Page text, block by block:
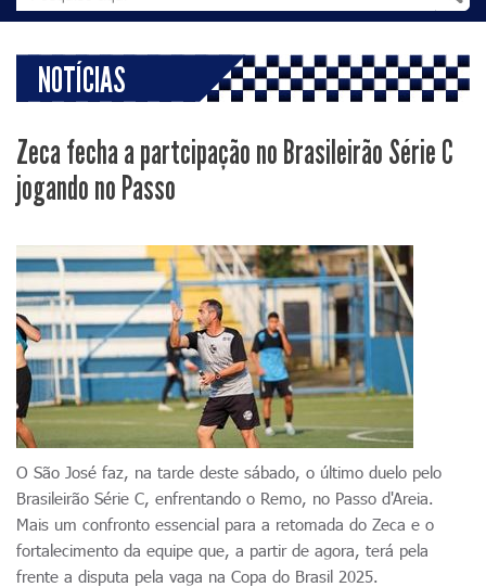
NOTÍCIAS
Zeca fecha a partcipação no Brasileirão Série C
jogando no Passo
O São José faz, na tarde deste sábado, o último duelo pelo
Brasileirão Série C, enfrentando o Remo, no Passo d'Areia.
Mais um confronto essencial para a retomada do Zeca e o
fortalecimento da equipe que, a partir de agora, terá pela
frente a disputa pela vaga na Copa do Brasil 2025.